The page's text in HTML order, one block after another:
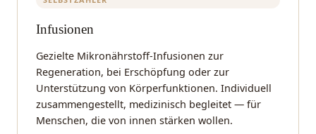
Infusionen
Gezielte Mikronährstoff-Infusionen zur
Regeneration, bei Erschöpfung oder zur
Unterstützung von Körperfunktionen. Individuell
zusammengestellt, medizinisch begleitet — für
Menschen, die von innen stärken wollen.